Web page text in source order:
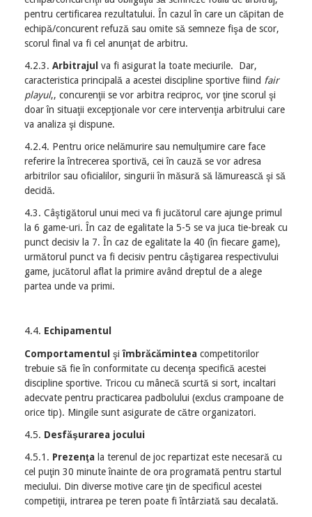
pentru certificarea rezultatului. În cazul în care un căpitan de
echipă/concurent refuză sau omite să semneze fişa de scor,
scorul final va fi cel anunţat de arbitru.
4.2.3. Arbitrajul va fi asigurat la toate meciurile. Dar,
caracteristica principală a acestei discipline sportive fiind fair
playul,, concurenţii se vor arbitra reciproc, vor ţine scorul şi
doar în situaţii excepţionale vor cere intervenţia arbitrului care
va analiza şi dispune.
4.2.4. Pentru orice nelămurire sau nemulţumire care face
referire la întrecerea sportivă, cei în cauză se vor adresa
arbitrilor sau oficialilor, singurii în măsură să lămurească şi să
decidă.
4.3. Câştigătorul unui meci va fi jucătorul care ajunge primul
la 6 game-uri. În caz de egalitate la 5-5 se va juca tie-break cu
punct decisiv la 7. În caz de egalitate la 40 (în fiecare game),
următorul punct va fi decisiv pentru câştigarea respectivului
game, jucătorul aflat la primire având dreptul de a alege
partea unde va primi.
4.4. Echipamentul
Comportamentul şiîmbrăcămintea competitorilor
trebuie să fie în conformitate cu decenţa specifică acestei
discipline sportive. Tricou cu mânecă scurtă si sort, incaltari
adecvate pentru practicarea padbolului (exclus crampoane de
orice tip). Mingile sunt asigurate de către organizatori.
4.5. Desfăşurarea jocului
4.5.1. Prezenţa la terenul de joc repartizat este necesară cu
cel puţin 30 minute înainte de ora programată pentru startul
meciului. Din diverse motive care ţin de specificul acestei
competiţii, intrarea pe teren poate fi întârziată sau decalată.